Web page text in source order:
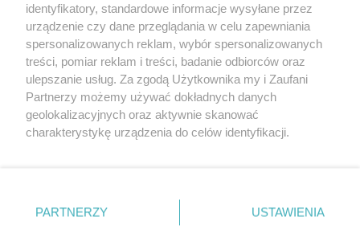
Redakcja Reklama Prywatność
Praca Łódź
the:protocol
Facebook.com
Youtube.com
identyfikatory, standardowe informacje wysyłane przez
urządzenie czy dane przeglądania w celu zapewniania
spersonalizowanych reklam, wybór spersonalizowanych
treści, pomiar reklam i treści, badanie odbiorców oraz
ulepszanie usług. Za zgodą Użytkownika my i Zaufani
Partnerzy możemy używać dokładnych danych
geolokalizacyjnych oraz aktywnie skanować
charakterystykę urządzenia do celów identyfikacji.
zmienić/wycofać klikając przycisk ustawień prywatności
znajdujący się w lewym dolnym rogu strony
. Niektóre
PARTNERZY USTAWIENIA